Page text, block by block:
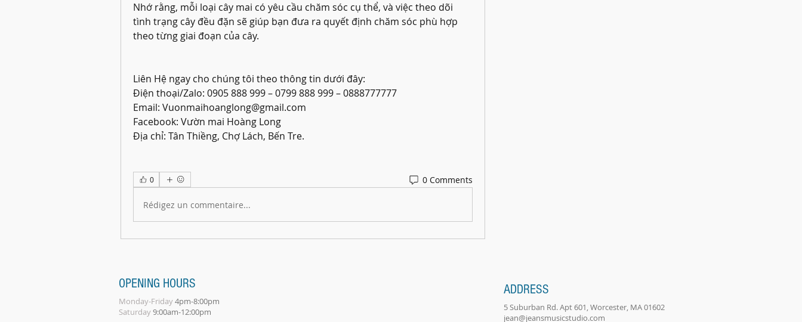
Nhớ rằng, mỗi loại cây mai có yêu cầu chăm sóc cụ thể, và việc theo dõi
tình trạng cây đều đặn sẽ giúp bạn đưa ra quyết định chăm sóc phù hợp
theo từng giai đoạn của cây.
Liên Hệ ngay cho chúng tôi theo thông tin dưới đây:
Điện thoại/Zalo: 0905 888 999 – 0799 888 999 – 0888777777
Email: Vuonmaihoanglong@gmail.com
Facebook: Vườn mai Hoàng Long
Địa chỉ: Tân Thiềng, Chợ Lách, Bến Tre.
0 0 Comments
Rédigez un commentaire...
OPENING HOURS
Monday-Friday4pm-8:00pm
Saturday9:00am-12:00pm
ADDRESS
5 Suburban Rd. Apt 601, Worcester, MA 01602
jean@jeansmusicstudio.com